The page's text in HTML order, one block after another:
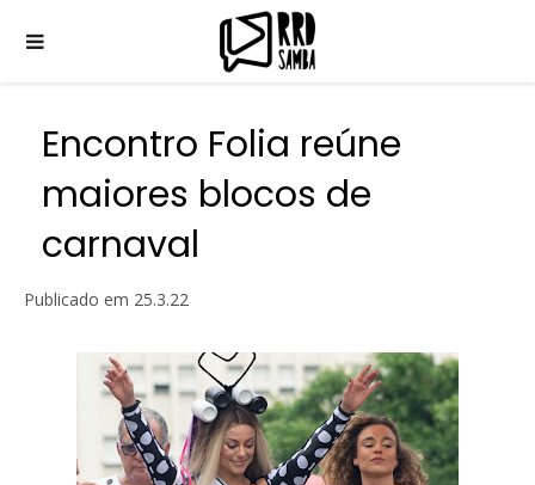
Encontro Folia reúne
maiores blocos de
carnaval
Publicado em 25.3.22